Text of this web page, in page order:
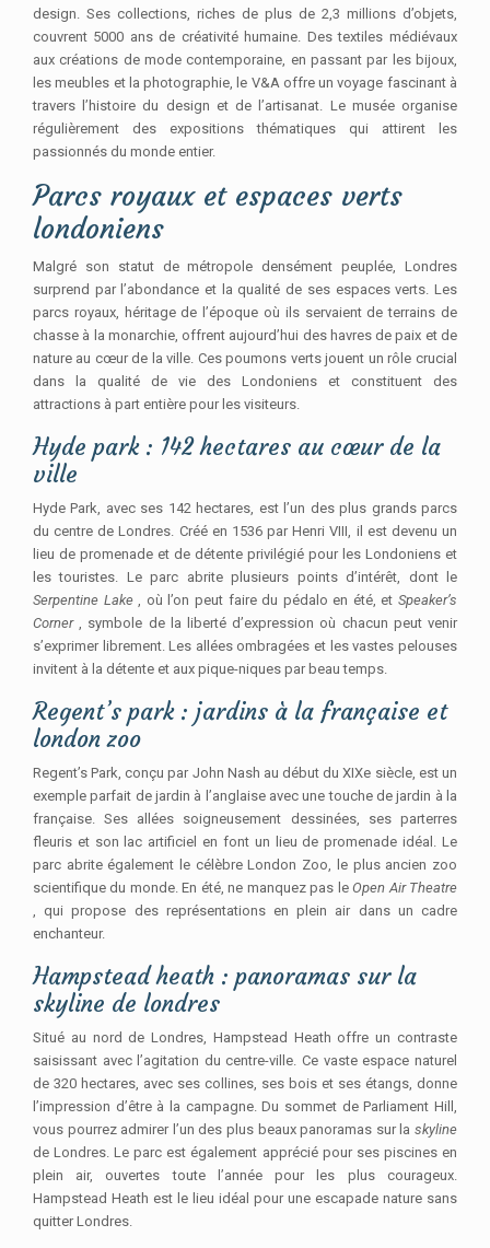
design. Ses collections, riches de plus de 2,3 millions d’objets,
couvrent 5000 ans de créativité humaine. Des textiles médiévaux
aux créations de mode contemporaine, en passant par les bijoux,
les meubles et la photographie, le V&A offre un voyage fascinant à
travers l’histoire du design et de l’artisanat. Le musée organise
régulièrement des expositions thématiques qui attirent les
passionnés du monde entier.
Parcs royaux et espaces verts
londoniens
Malgré son statut de métropole densément peuplée, Londres
surprend par l’abondance et la qualité de ses espaces verts. Les
parcs royaux, héritage de l’époque où ils servaient de terrains de
chasse à la monarchie, offrent aujourd’hui des havres de paix et de
nature au cœur de la ville. Ces poumons verts jouent un rôle crucial
dans la qualité de vie des Londoniens et constituent des
attractions à part entière pour les visiteurs.
Hyde park : 142 hectares au cœur de la
ville
Hyde Park, avec ses 142 hectares, est l’un des plus grands parcs
du centre de Londres. Créé en 1536 par Henri VIII, il est devenu un
lieu de promenade et de détente privilégié pour les Londoniens et
les touristes. Le parc abrite plusieurs points d’intérêt, dont le
Serpentine Lake, où l’on peut faire du pédalo en été, etSpeaker’s
Corner, symbole de la liberté d’expression où chacun peut venir
s’exprimer librement. Les allées ombragées et les vastes pelouses
invitent à la détente et aux pique-niques par beau temps.
Regent’s park : jardins à la française et
london zoo
Regent’s Park, conçu par John Nash au début du XIXe siècle, est un
exemple parfait de jardin à l’anglaise avec une touche de jardin à la
française. Ses allées soigneusement dessinées, ses parterres
fleuris et son lac artificiel en font un lieu de promenade idéal. Le
parc abrite également le célèbre London Zoo, le plus ancien zoo
scientifique du monde. En été, ne manquez pas leOpen Air Theatre
, qui propose des représentations en plein air dans un cadre
enchanteur.
Hampstead heath : panoramas sur la
skyline de londres
Situé au nord de Londres, Hampstead Heath offre un contraste
saisissant avec l’agitation du centre-ville. Ce vaste espace naturel
de 320 hectares, avec ses collines, ses bois et ses étangs, donne
l’impression d’être à la campagne. Du sommet de Parliament Hill,
vous pourrez admirer l’un des plus beaux panoramas sur la skyline
de Londres. Le parc est également apprécié pour ses piscines en
plein air, ouvertes toute l’année pour les plus courageux.
Hampstead Heath est le lieu idéal pour une escapade nature sans
quitter Londres.